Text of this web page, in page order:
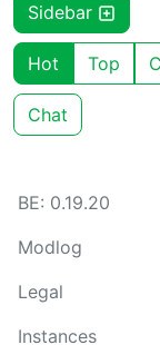
Sidebar
Hot Top
Chat
BE: 0.19.20
Modlog
Legal
Instances